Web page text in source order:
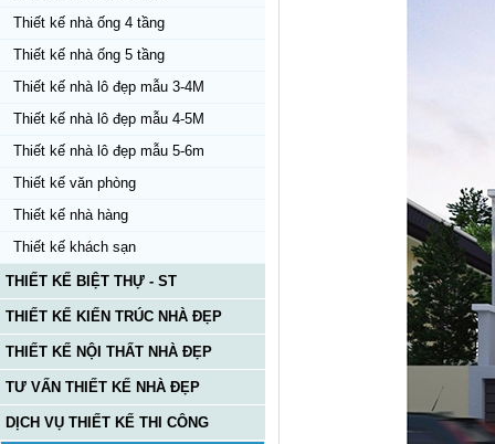
Thiết kế nhà ống 4 tầng
Thiết kế nhà ống 5 tầng
Thiết kế nhà lô đẹp mẫu 3-4M
Thiết kế nhà lô đẹp mẫu 4-5M
Thiết kế nhà lô đẹp mẫu 5-6m
Thiết kế văn phòng
Thiết kế nhà hàng
Thiết kế khách sạn
THIẾT KẾ BIỆT THỰ - ST
THIẾT KẾ KIẾN TRÚC NHÀ ĐẸP
THIẾT KẾ NỘI THẤT NHÀ ĐẸP
TƯ VẤN THIẾT KẾ NHÀ ĐẸP
DỊCH VỤ THIẾT KẾ THI CÔNG